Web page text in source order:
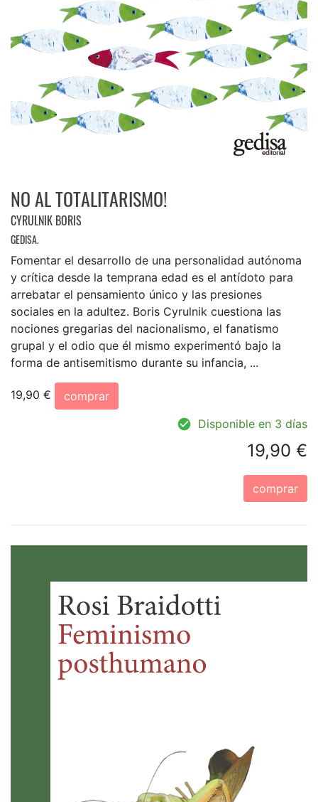
NO AL TOTALITARISMO!
CYRULNIK BORIS
GEDISA.
Fomentar el desarrollo de una personalidad autónoma
y crítica desde la temprana edad es el antídoto para
arrebatar el pensamiento único y las presiones
sociales en la adultez. Boris Cyrulnik cuestiona las
nociones gregarias del nacionalismo, el fanatismo
grupal y el odio que él mismo experimentó bajo la
forma de antisemitismo durante su infancia, ...
19,90 €
comprar
Disponible en 3 días
19,90 €
comprar